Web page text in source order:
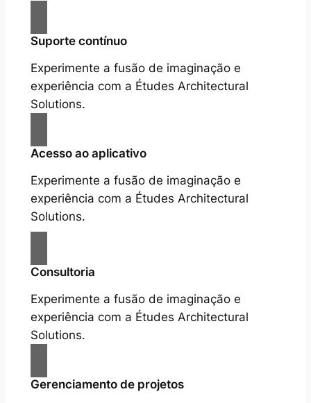
Suporte contínuo
Experimente a fusão de imaginação e
experiência com a Études Architectural
Solutions.
Acesso ao aplicativo
Experimente a fusão de imaginação e
experiência com a Études Architectural
Solutions.
Consultoria
Experimente a fusão de imaginação e
experiência com a Études Architectural
Solutions.
Gerenciamento de projetos